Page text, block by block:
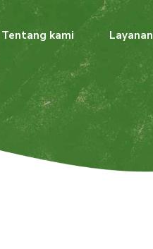
Tentang kami Layanan